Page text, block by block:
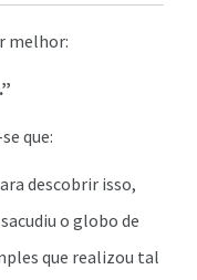
melhor:
que:
descobrir isso,
o globo de
que realizou tal